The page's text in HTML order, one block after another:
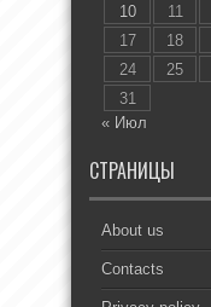
10
11
17
18
24
25
31
« Июл
СТРАНИЦЫ
About us
Contacts